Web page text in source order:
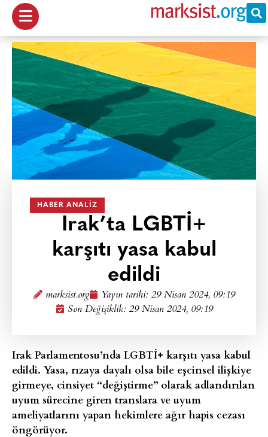
HABER ANALIZ
Irak’ta LGBTİ+
karşıtı yasa kabul
edildi
marksist.org Yayın tarihi: 29 Nisan 2024, 09:19
Son Değişiklik: 29 Nisan 2024, 09:19
Irak Parlamentosu’nda LGBTİ+ karşıtı yasa kabul
edildi. Yasa, rızaya dayalı olsa bile eşcinsel ilişkiye
girmeye, cinsiyet “değiştirme” olarak adlandırılan
uyum sürecine giren translara ve uyum
ameliyatlarını yapan hekimlere ağır hapis cezası
öngörüyor.